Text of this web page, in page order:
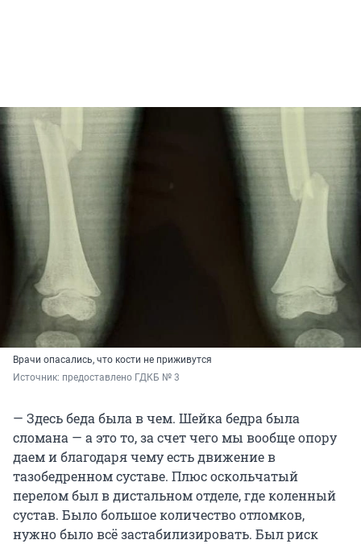
Врачи опасались, что кости не приживутся
Источник: предоставлено ГДКБ № 3
— Здесь беда была в чем. Шейка бедра была
сломана — а это то, за счет чего мы вообще опору
даем и благодаря чему есть движение в
тазобедренном суставе. Плюс оскольчатый
перелом был в дистальном отделе, где коленный
сустав. Было большое количество отломков,
нужно было всё застабилизировать. Был риск